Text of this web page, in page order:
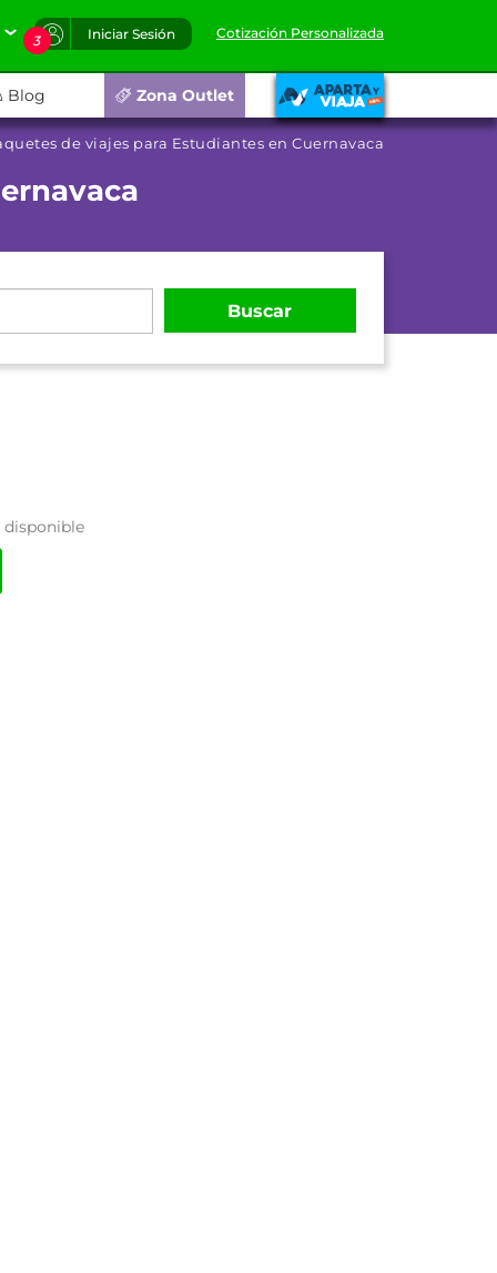
3 Iniciar Sesión Cotización Personalizada
Blog Zona Outlet
de viajes para Estudiantes en Cuernavaca
Buscar